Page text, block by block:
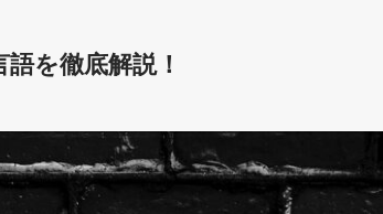
を徹底解説！